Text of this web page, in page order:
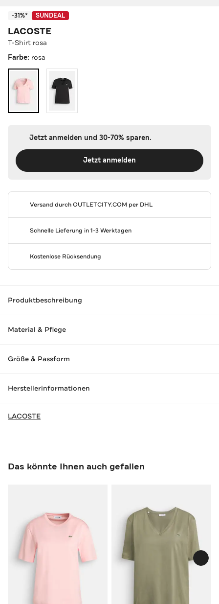
-31%* SUNDEAL
LACOSTE
T-Shirt rosa
Farbe: rosa
Jetzt anmelden und 30-70% sparen.
Jetzt anmelden
Versand durchOUTLETCITY.COM per DHL
Schnelle Lieferung in 1-3 Werktagen
Kostenlose Rücksendung
Produktbeschreibung
Material & Pflege
Größe & Passform
Herstellerinformationen
LACOSTE
Das könnte Ihnen auch gefallen